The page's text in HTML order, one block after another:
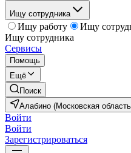
Ищу сотрудника
Ищу работу
Ищу
Ищу сотрудника
Сервисы
Помощь
Ещё
Поиск
Алабино (Московская
Войти
Войти
Зарегистрироваться